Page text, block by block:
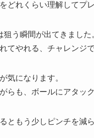
どれくらい理解してプ
う瞬間が出てきました
てやれる、チャレンジ
気になります。
らも、ボールにアタッ
ともう少しピンチを減